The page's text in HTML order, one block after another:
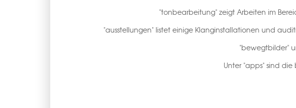
"tonbearbeitung" zeigt Arbeiten im
"ausstellungen" listet einige Klanginstallationen und
"bewegtbilder"
Unter "apps" sind die